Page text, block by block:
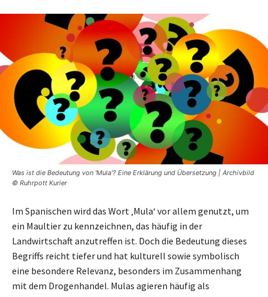
Was ist die Bedeutung von 'Mula'? Eine Erklärung und Übersetzung | Archivbild
© Ruhrpott Kurier
Im Spanischen wird das Wort ‚Mula‘ vor allem genutzt, um
ein Maultier zu kennzeichnen, das häufig in der
Landwirtschaft anzutreffen ist. Doch die Bedeutung dieses
Begriffs reicht tiefer und hat kulturell sowie symbolisch
eine besondere Relevanz, besonders im Zusammenhang
mit dem Drogenhandel. Mulas agieren häufig als